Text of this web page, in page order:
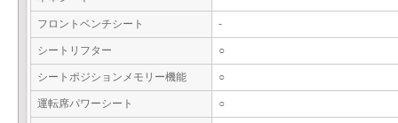
フロントベンチシート -
シートリフター ○
シートポジションメモリー機能 ○
運転席パワーシート ○